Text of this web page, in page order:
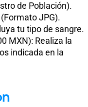
de Población).
JPG).
tu tipo de sangre.
MXN): Realiza la
indicada en la